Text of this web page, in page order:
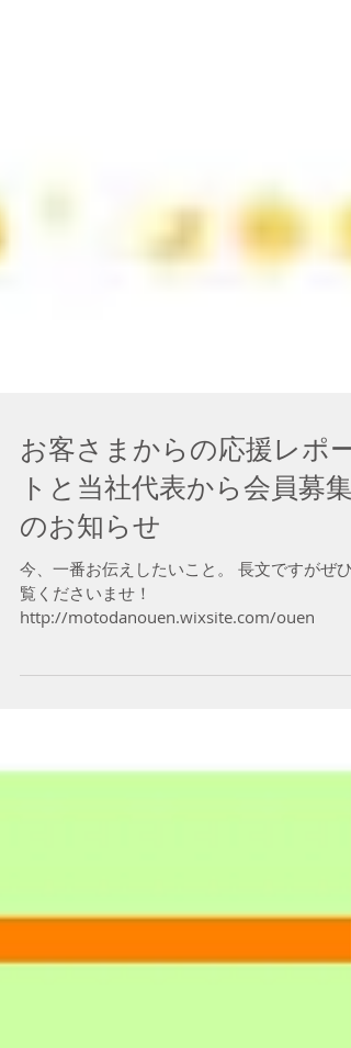
お客さまからの応援レポー
トと当社代表から会員募集
のお知らせ
今、一番お伝えしたいこと。 長文ですがぜひ
http://motodanouen.wixsite.com/ouen